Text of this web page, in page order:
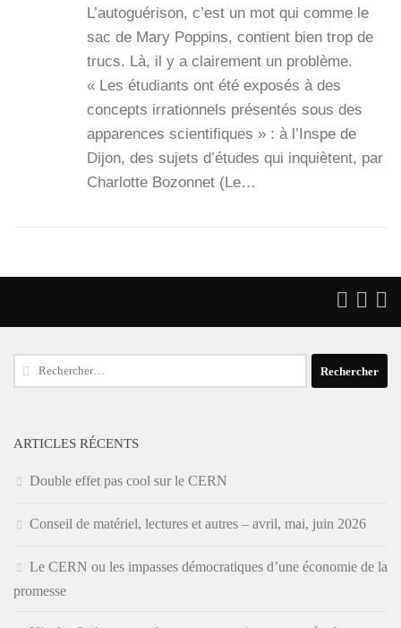
L’au­to­gué­ri­son, c’est un mot qui comme le
sac de Mary Pop­pins, contient bien trop de
trucs. Là, il y a clai­re­ment un pro­blème.
« Les étu­diants ont été expo­sés à des
concepts irra­tion­nels pré­sen­tés sous des
appa­rences scien­ti­fiques » : à l’Inspe de
Dijon, des sujets d’études qui inquiètent, par
Char­lotte Bozon­net (Le…
Rechercher :
ARTICLES RÉCENTS
Double effet pas cool sur le CERN
Conseil de matériel, lectures et autres – avril, mai, juin 2026
Le CERN ou les impasses démocratiques d’une économie de la
promesse